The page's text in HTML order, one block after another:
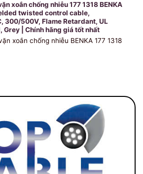
xoắn chống nhiễu 177 1318 BENKA
twisted control cable,
300/500V, Flame Retardant, UL
| Chính hãng giá tốt nhất
xoắn chống nhiễu BENKA 177 1318